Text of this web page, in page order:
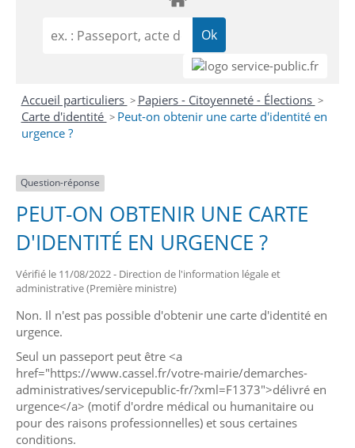
Accueil particuliers > Papiers - Citoyenneté - Élections >
Carte d'identité > Peut-on obtenir une carte d'identité en
urgence ?
Question-réponse
PEUT-ON OBTENIR UNE CARTE
D'IDENTITÉ EN URGENCE ?
Vérifié le 11/08/2022 - Direction de l'information légale et
administrative (Première ministre)
Non. Il n'est pas possible d'obtenir une carte d'identité en
urgence.
Seul un passeport peut être <a
href="https://www.cassel.fr/votre-mairie/demarches-
administratives/servicepublic-fr/?xml=F1373">délivré en
urgence</a> (motif d'ordre médical ou humanitaire ou
pour des raisons professionnelles) et sous certaines
conditions.